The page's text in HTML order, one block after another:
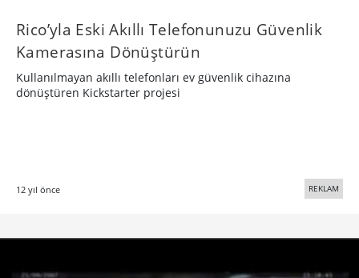
​Rico’yla Eski Akıllı Telefonunuzu Güvenlik
Kamerasına Dönüştürün
Kullanılmayan akıllı telefonları ev güvenlik cihazına
dönüştüren Kickstarter projesi
12 yıl önce REKLAM